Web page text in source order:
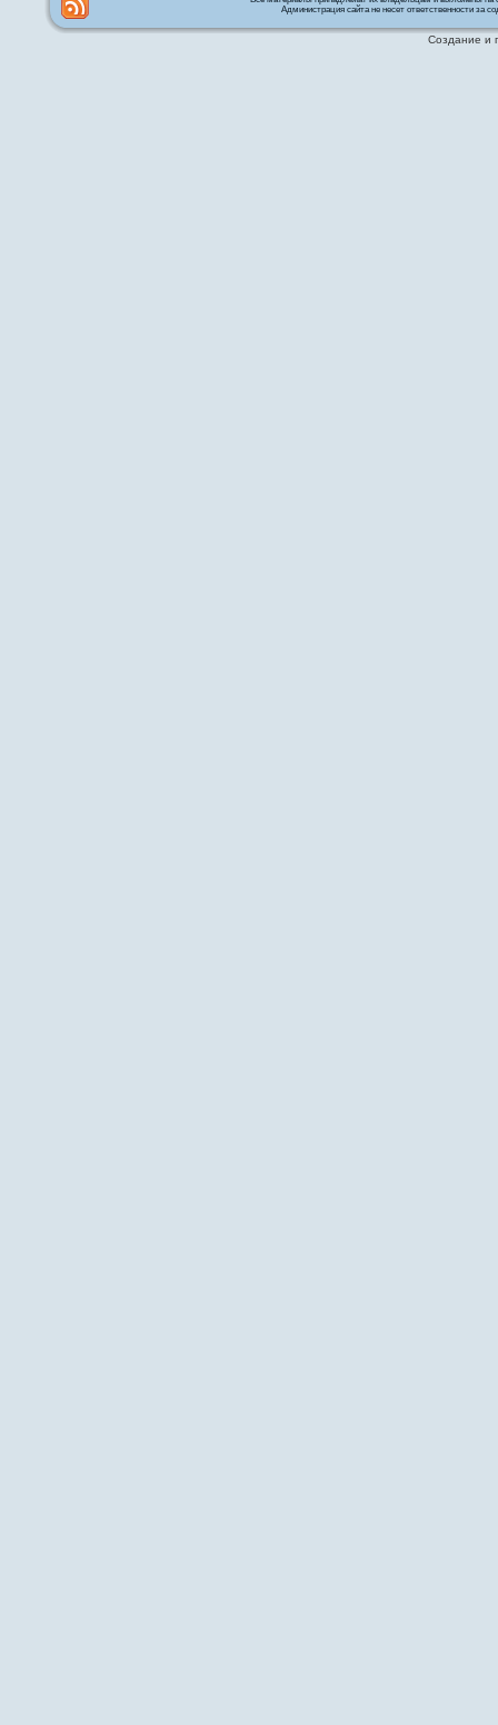
Администрация сайта не несет ответственности за
Создание и